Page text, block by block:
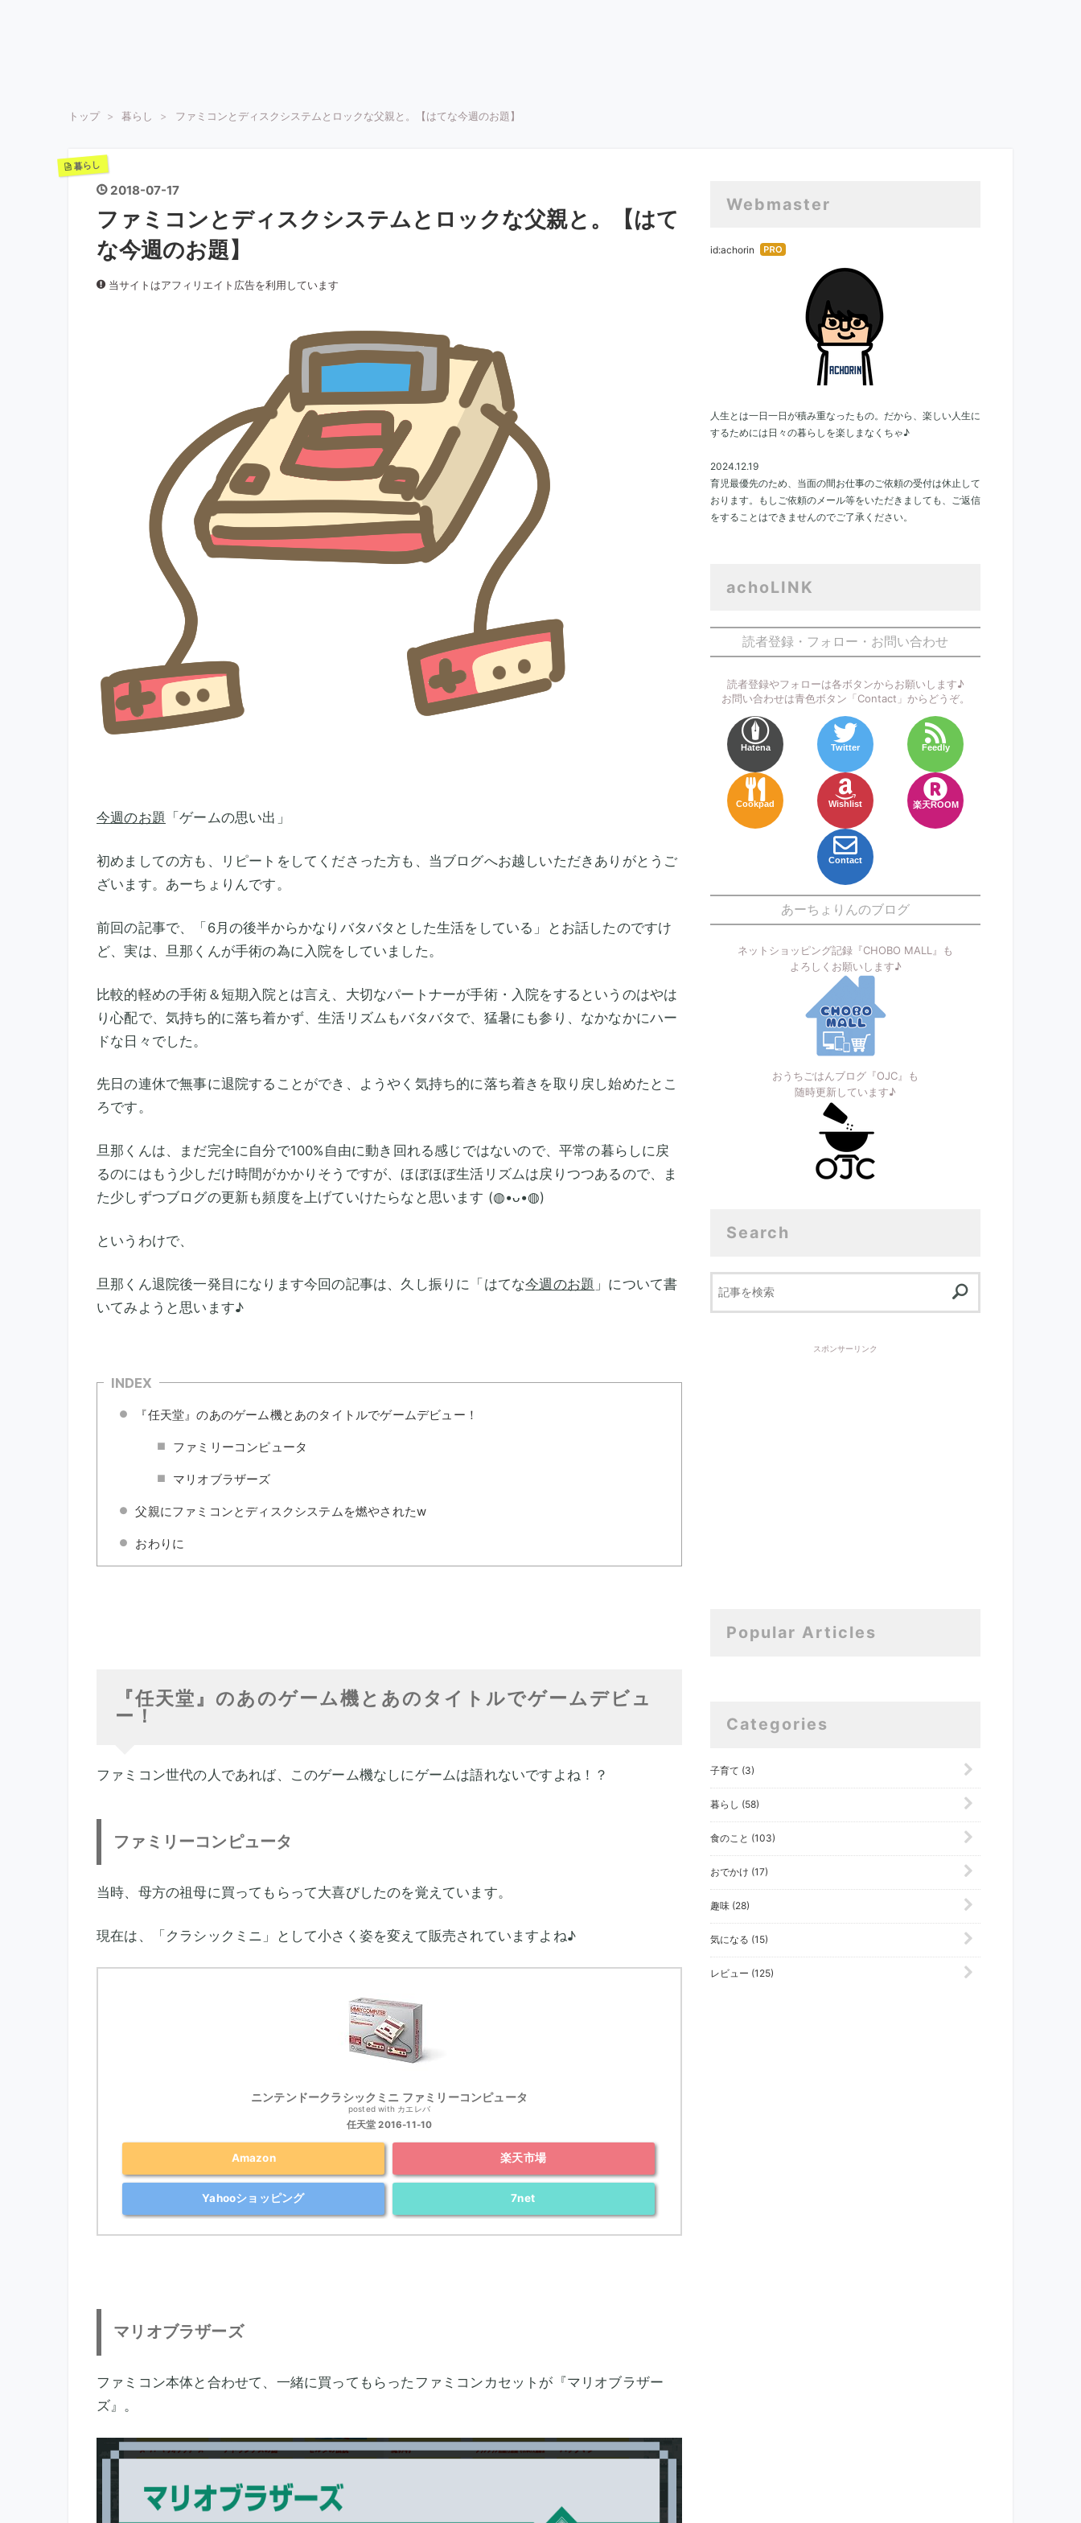
トップ > 暮らし > ファミコンとディスクシステムとロックな父親と。【はてな今週のお題】
2018-07-17
ファミコンとディスクシステムとロックな父親と。【はて
な今週のお題】
暮らし
当サイトはアフィリエイト広告を利用しています
今週のお題 「ゲームの思い出」
初めましての方も、リピートをしてくださった方も、当ブログへお越しいただきありがとうご
ざいます。あーちょりんです。
前回の記事で、「6月の後半からかなりバタバタとした生活をしている」とお話したのですけ
ど、実は、旦那くんが手術の為に入院をしていました。
比較的軽めの手術＆短期入院とは言え、大切なパートナーが手術・入院をするというのはやは
り心配で、気持ち的に落ち着かず、生活リズムもバタバタで、猛暑にも参り、なかなかにハー
ドな日々でした。
先日の連休で無事に退院することができ、ようやく気持ち的に落ち着きを取り戻し始めたとこ
ろです。
旦那くんは、まだ完全に自分で100%自由に動き回れる感じではないので、平常の暮らしに戻
るのにはもう少しだけ時間がかかりそうですが、ほぼほぼ生活リズムは戻りつつあるので、ま
た少しずつブログの更新も頻度を上げていけたらなと思います (◍•ᴗ•◍)
というわけで、
旦那くん退院後一発目になります今回の記事は、久し振りに「はてな今週のお題 」について書
いてみようと思います♪
『任天堂』のあのゲーム機とあのタイトルでゲームデビュー！
ファミリーコンピュータ
マリオブラザーズ
父親にファミコンとディスクシステムを燃やされたw
おわりに
『任天堂』のあのゲーム機とあのタイトルでゲームデビュ
ー！
ファミコン世代の人であれば、このゲーム機なしにゲームは語れないですよね！？
ファミリーコンピュータ
当時、母方の祖母に買ってもらって大喜びしたのを覚えています。
現在は、「クラシックミニ」として小さく姿を変えて販売されていますよね♪
ニンテンドークラシックミニ ファミリーコンピュータ
posted with カエレバ
任天堂 2016-11-10
Amazon 楽天市場
Yahooショッピング 7net
マリオブラザーズ
ファミコン本体と合わせて、一緒に買ってもらったファミコンカセットが『マリオブラザー
ズ』。
Webmaster
id:achorin はて
人生とは一日一日が積み重なったもの。だから、楽しい人生に
するためには日々の暮らしを楽しまなくちゃ♪
2024.12.19
育児最優先のため、当面の間お仕事のご依頼の受付は休止して
おります。もしご依頼のメール等をいただきましても、ご返信
をすることはできませんのでご了承ください。
achoLINK
読者登録・フォロー・お問い合わせ
読者登録やフォローは各ボタンからお願いします♪
お問い合わせは青色ボタン「Contact」からどうぞ。
Hatena Twitter Feedly
Cookpad Wishlist 楽天ROOM
Contact
あーちょりんのブログ
ネットショッピング記録『CHOBO MALL』も
よろしくお願いします♪
おうちごはんブログ『OJC』も
随時更新しています♪
Search
スポンサーリンク
Popular Articles
Categories
子育て (3)
暮らし (58)
食のこと (103)
おでかけ (17)
趣味 (28)
気になる (15)
レビュー (125)